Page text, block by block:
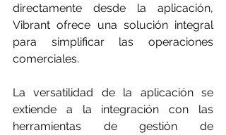
directamente desde la aplicación,
Vibrant ofrece una solución integral
para simplificar las operaciones
comerciales.
La versatilidad de la aplicación se
extiende a la integración con las
herramientas de gestión de